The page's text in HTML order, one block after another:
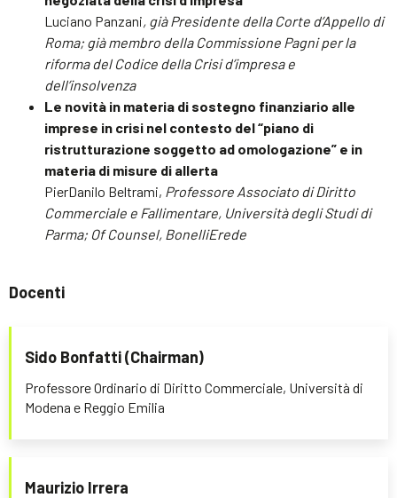
Luciano Panzani, già Presidente della Corte d’Appello di
Roma; già membro della Commissione Pagni per la
riforma del Codice della Crisi d’impresa e
dell’insolvenza
Le novità in materia di sostegno finanziario alle
imprese in crisi nel contesto del “piano di
ristrutturazione soggetto ad omologazione” e in
materia di misure di allerta
PierDanilo Beltrami, Professore Associato di Diritto
Commerciale e Fallimentare, Università degli Studi di
Parma; Of Counsel, BonelliErede
Docenti
Sido Bonfatti (Chairman)
Professore Ordinario di Diritto Commerciale, Università di
Modena e Reggio Emilia
Maurizio Irrera